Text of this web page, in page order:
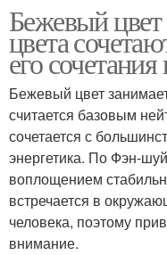
Бежевый цвет
цвета
его
Бежевый цвет
считается базовым
сочетается с
энергетика. По Фэн-
воплощением
встречается в
человека, поэтому
внимание.